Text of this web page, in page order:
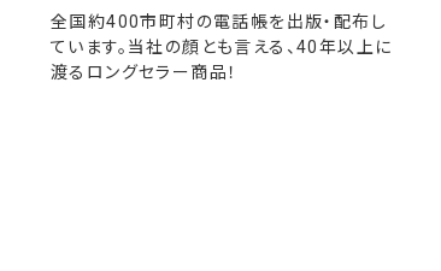
全国約400市町村の電話帳を出版・配布し
ています。当社の顔とも言える、40年以上に
渡るロングセラー商品！